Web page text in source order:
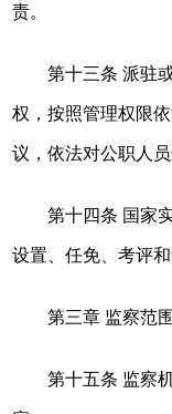
责。
第十三条 派驻
权，按照管理权限
议，依法对公职人
第十四条 国家
设置、任免、考评和
第三章 监察范
第十五条 监察